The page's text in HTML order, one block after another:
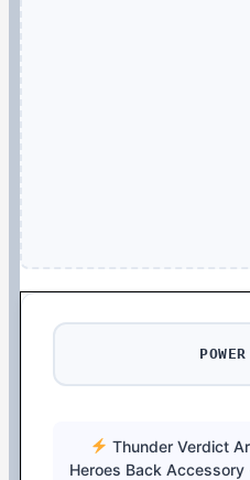
POWER
Thunder Verdict
Heroes Back Accessory